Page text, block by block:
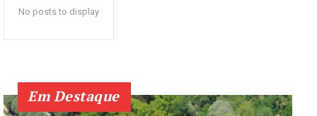
No posts to display
Em Destaque